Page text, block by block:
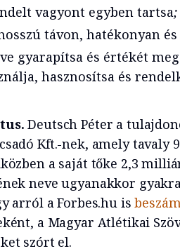
vagyont egyben tartsa;
távon, hatékonyan
gyarapítsa és értékét
hasznosítsa és
Deutsch Péter a
Kft.-nek, amely
a saját tőke 2,3
neve ugyanakkor
arról a Forbes.hu is
a Magyar Atlétikai
szórt el.